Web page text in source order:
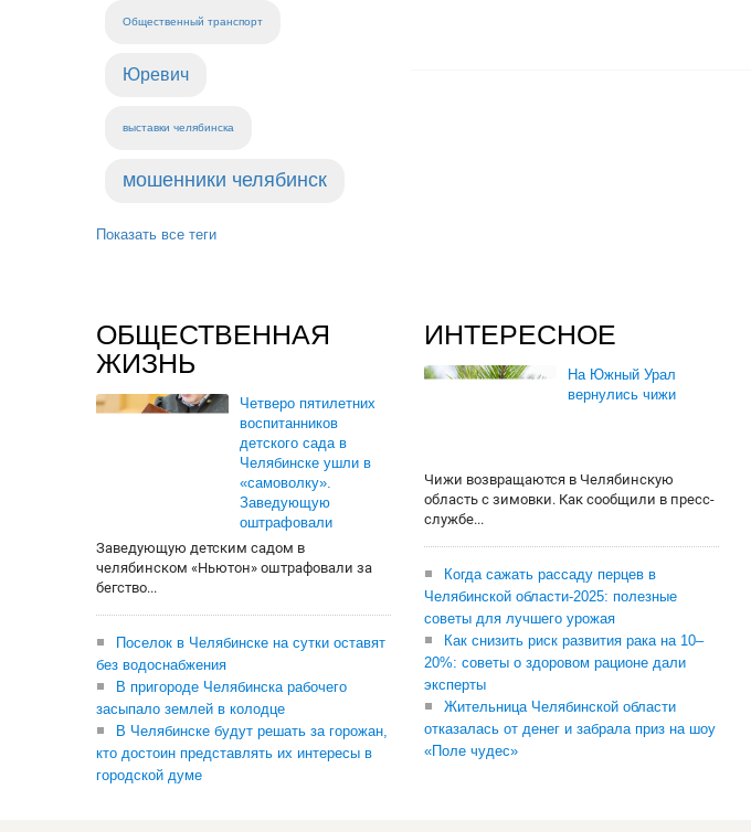
Общественный транспорт
Юревич
выставки челябинска
мошенники челябинск
Показать все теги
ОБЩЕСТВЕННАЯ
ЖИЗНЬ
Четверо пятилетних
воспитанников
детского сада в
Челябинске ушли в
«самоволку».
Заведующую
оштрафовали
Заведующую детским садом в
челябинском «Ньютон» оштрафовали за
бегство...
Поселок в Челябинске на сутки оставят
без водоснабжения
В пригороде Челябинска рабочего
засыпало землей в колодце
В Челябинске будут решать за горожан,
кто достоин представлять их интересы в
городской думе
ИНТЕРЕСНОЕ
На Южный Урал
вернулись чижи
Чижи возвращаются в Челябинскую
область с зимовки. Как сообщили в пресс-
службе...
Когда сажать рассаду перцев в
Челябинской области-2025: полезные
советы для лучшего урожая
Как снизить риск развития рака на 10–
20%: советы о здоровом рационе дали
эксперты
Жительница Челябинской области
отказалась от денег и забрала приз на шоу
«Поле чудес»